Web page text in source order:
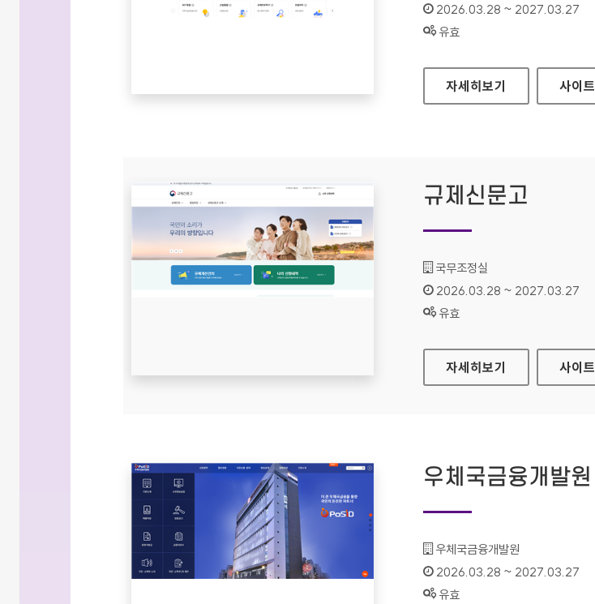
인증기간 :
2026.03.28 ~ 2027.03.27
상태 :
유효
규제샌드박스
자세히보기 사이트
규제신문고
기관명 :
국무조정실
인증기간 :
2026.03.28 ~ 2027.03.27
상태 :
유효
규제신문고
자세히보기 사이트
우체국금융개발원
기관명 :
우체국금융개발원
인증기간 :
2026.03.28 ~ 2027.03.27
상태 :
유효